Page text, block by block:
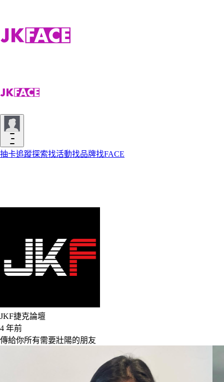
抽卡追蹤探索找活動找品牌找FACE
JKF捷克論壇
4 年前
傳給你所有需要壯陽的朋友